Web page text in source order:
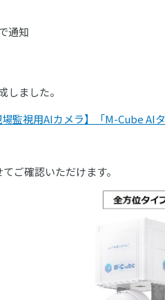
通知
ました。
監視用AIカメラ】「M-Cube AI
ご確認いただけます。